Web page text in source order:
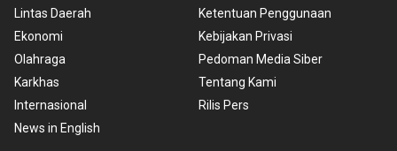
Lintas Daerah
Ekonomi
Olahraga
Karkhas
Internasional
News in English
Ketentuan Penggunaan
Kebijakan Privasi
Pedoman Media Siber
Tentang Kami
Rilis Pers